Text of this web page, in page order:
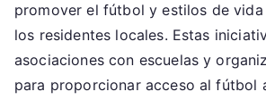
promover el fútbol y estilos de vida
los residentes locales. Estas
asociaciones con escuelas y
para proporcionar acceso al fútbol